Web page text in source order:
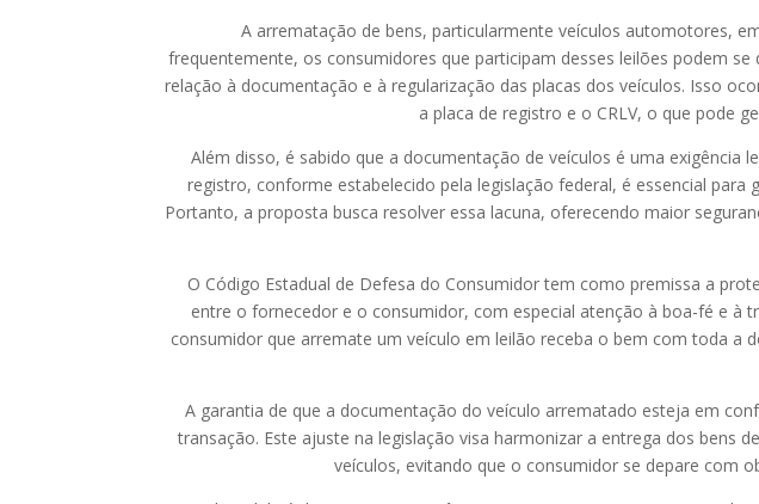
A arrematação de bens, particularmente veículos automotores,
frequentemente, os consumidores que participam desses leilões podem
relação à documentação e à regularização das placas dos veículos. Isso
a placa de registro e o CRLV, o que pode
Além disso, é sabido que a documentação de veículos é uma exigência
registro, conforme estabelecido pela legislação federal, é essencial
Portanto, a proposta busca resolver essa lacuna, oferecendo maior
O Código Estadual de Defesa do Consumidor tem como premissa a
entre o fornecedor e o consumidor, com especial atenção à boa-fé e à
consumidor que arremate um veículo em leilão receba o bem com toda a
A garantia de que a documentação do veículo arrematado esteja em
transação. Este ajuste na legislação visa harmonizar a entrega dos bens
veículos, evitando que o consumidor se depare com